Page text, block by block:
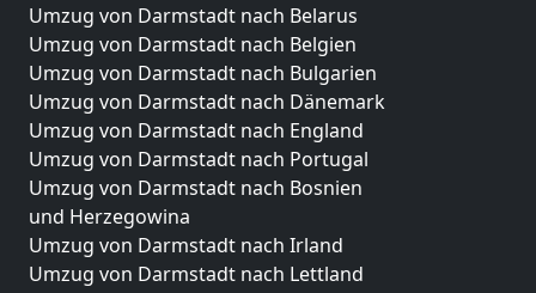
Umzug von Darmstadt nach Belarus
Umzug von Darmstadt nach Belgien
Umzug von Darmstadt nach Bulgarien
Umzug von Darmstadt nach Dänemark
Umzug von Darmstadt nach England
Umzug von Darmstadt nach Portugal
Umzug von Darmstadt nach Bosnien
und Herzegowina
Umzug von Darmstadt nach Irland
Umzug von Darmstadt nach Lettland